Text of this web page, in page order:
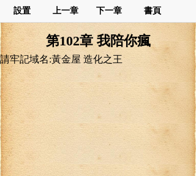
設置 上一章 下一章 書頁
第102章 我陪你瘋
請牢記域名:黃金屋 造化之王